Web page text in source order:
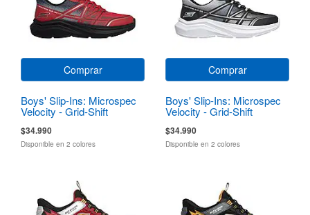
Comprar
Boys' Slip-Ins: Microspec
Velocity - Grid-Shift
$34.990
Disponible en 2 colores
Comprar
Boys' Slip-Ins: Microspec
Velocity - Grid-Shift
$34.990
Disponible en 2 colores